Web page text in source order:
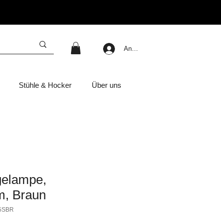
Stühle & Hocker Über uns
Anmelden
Braun